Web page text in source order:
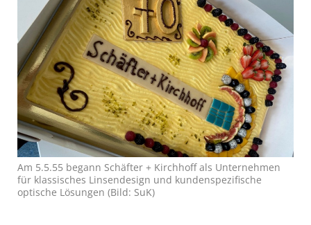
Am 5.5.55 begann Schäfter + Kirchhoff als Unternehmen
für klassisches Linsendesign und kundenspezifische
optische Lösungen (Bild: SuK)